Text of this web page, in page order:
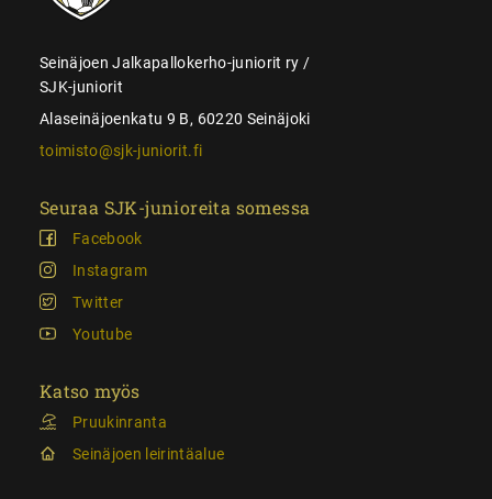
Seinäjoen Jalkapallokerho-juniorit ry /
SJK-juniorit
Alaseinäjoenkatu 9 B, 60220 Seinäjoki
toimisto@sjk-juniorit.fi
Seuraa SJK-junioreita somessa
Facebook
Instagram
Twitter
Youtube
Katso myös
Pruukinranta
Seinäjoen leirintäalue